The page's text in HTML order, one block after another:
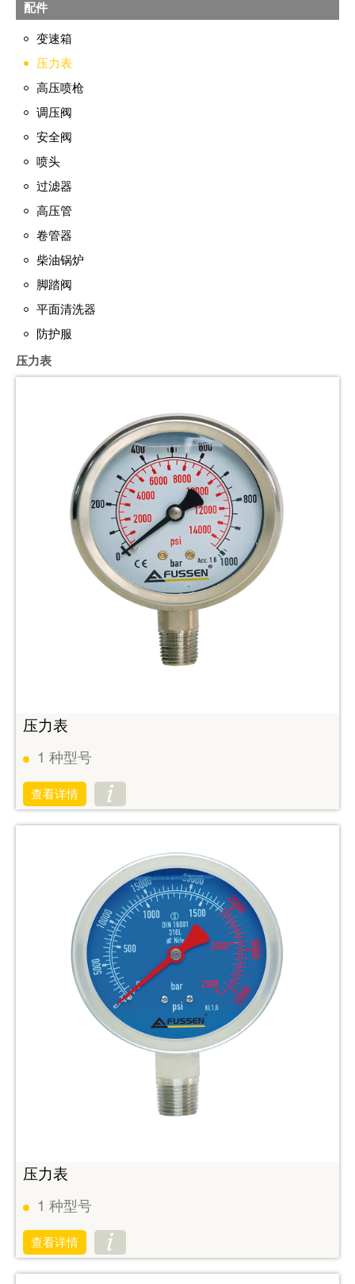
配件
变速箱
压力表
高压喷枪
调压阀
安全阀
喷头
过滤器
高压管
卷管器
柴油锅炉
脚踏阀
平面清洗器
防护服
压力表
压力表
1 种型号
查看详情
压力表
1 种型号
查看详情